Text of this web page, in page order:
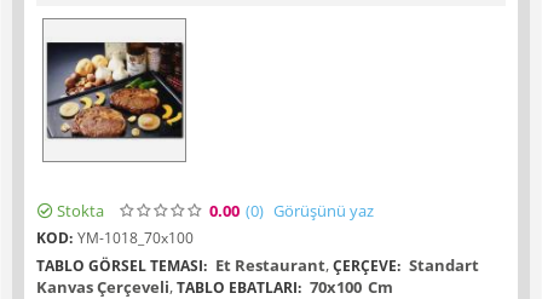
Stokta 0.00 (0) Görüşünü yaz
KOD: YM-1018_70x100
TABLO GÖRSEL TEMASI: Et Restaurant,ÇERÇEVE: Standart
Kanvas Çerçeveli,TABLO EBATLARI: 70x100 Cm